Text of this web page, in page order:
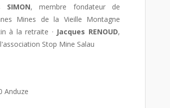
SIMON, membre fondateur de
Mines de la Vieille Montagne
à la retraite · Jacques RENOUD,
Stop Mine Salau
Anduze